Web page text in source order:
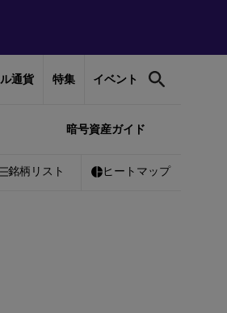
通貨 特集 イベント
暗号資産ガイド
銘柄リスト ヒートマップ